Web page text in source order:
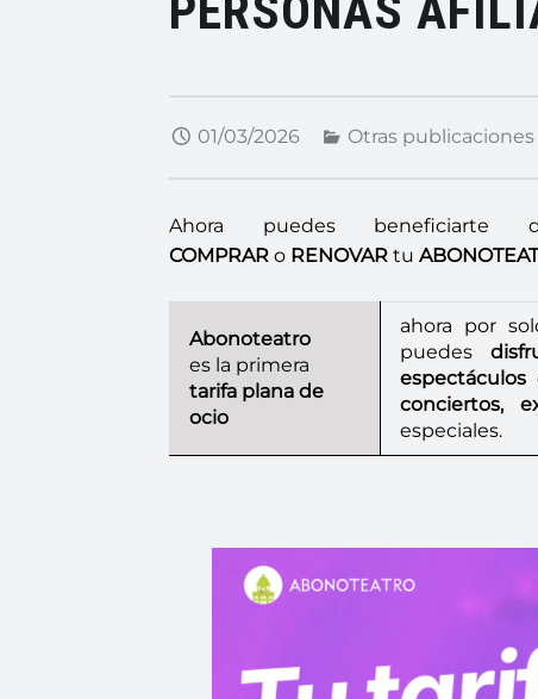
01/03/2026 Otras publicaciones
Ahora puedes
COMPRAR o RENOVAR tu
Abonoteatro
es la primera
tarifa plana de
ocio
ahora por
puedes
espectáculos
conciertos,
especiales.